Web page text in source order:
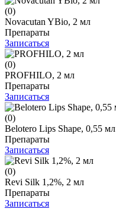
(0)
Novacutan YBio, 2 мл
Препараты
Записаться
(0)
PROFHILO, 2 мл
Препараты
Записаться
(0)
Belotero Lips Shape, 0,55 мл
Препараты
Записаться
(0)
Revi Silk 1,2%, 2 мл
Препараты
Записаться